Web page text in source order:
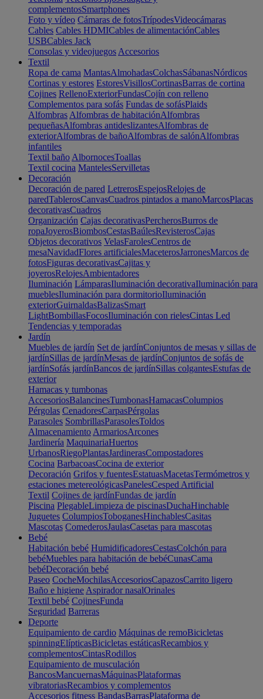
complementosSmartphones
Foto y vídeo Cámaras de fotosTrípodesVideocámaras
Cables Cables HDMICables de alimentaciónCables
USBCables Jack
Consolas y videojuegos Accesorios
Textil
Ropa de cama MantasAlmohadasColchasSábanasNórdicos
Cortinas y estores EstoresVisillosCortinasBarras de cortina
Cojines RellenoExteriorFundasCojín con relleno
Complementos para sofás Fundas de sofásPlaids
Alfombras Alfombras de habitaciónAlfombras
pequeñasAlfombras antideslizantesAlfombras de
exteriorAlfombras de bañoAlfombras de salónAlfombras
infantiles
Textil baño AlbornocesToallas
Textil cocina MantelesServilletas
Decoración
Decoración de pared LetrerosEspejosRelojes de
paredTablerosCanvasCuadros pintados a manoMarcosPlacas
decorativasCuadros
Organización Cajas decorativasPercherosBurros de
ropaJoyerosBiombosCestasBaúlesRevisterosCajas
Objetos decorativos VelasFarolesCentros de
mesaNavidadFlores artificialesMaceterosJarronesMarcos de
fotosFiguras decorativasCajitas y
joyerosRelojesAmbientadores
Iluminación LámparasIluminación decorativaIluminación para
mueblesIluminación para dormitorioIluminación
exteriorGuirnaldasBalizasSmart
LightBombillasFocosIluminación con rielesCintas Led
Tendencias y temporadas
Jardín
Muebles de jardín Set de jardínConjuntos de mesas y sillas de
jardínSillas de jardínMesas de jardínConjuntos de sofás de
jardínSofás jardínBancos de jardínSillas colgantesEstufas de
exterior
Hamacas y tumbonas
AccesoriosBalancinesTumbonasHamacasColumpios
Pérgolas CenadoresCarpasPérgolas
Parasoles SombrillasParasolesToldos
Almacenamiento ArmariosArcones
Jardinería MaquinariaHuertos
UrbanosRiegoPlantasJardinerasCompostadores
Cocina BarbacoasCocina de exterior
Decoración Grifos y fuentesEstatuasMacetasTermómetros y
estaciones metereológicasPanelesCesped Artificial
Textil Cojines de jardínFundas de jardín
Piscina PlegableLimpieza de piscinasDuchaHinchable
Juguetes ColumpiosToboganesHinchablesCasitas
Mascotas ComederosJaulasCasetas para mascotas
Bebé
Habitación bebé HumidificadoresCestasColchón para
bebéMuebles para habitación de bebéCunasCama
bebéDecoración bebé
Paseo CocheMochilasAccesoriosCapazosCarrito ligero
Baño e higiene Aspirador nasalOrinales
Textil bebé CojinesFunda
Seguridad Barreras
Deporte
Equipamiento de cardio Máquinas de remoBicicletas
spinningElípticasBicicletas estáticasRecambios y
complementosCintasRodillos
Equipamiento de musculación
BancosMancuernasMáquinasPlataformas
vibratoriasRecambios y complementos
Accesorios fitness BandasBarrasPlataforma de